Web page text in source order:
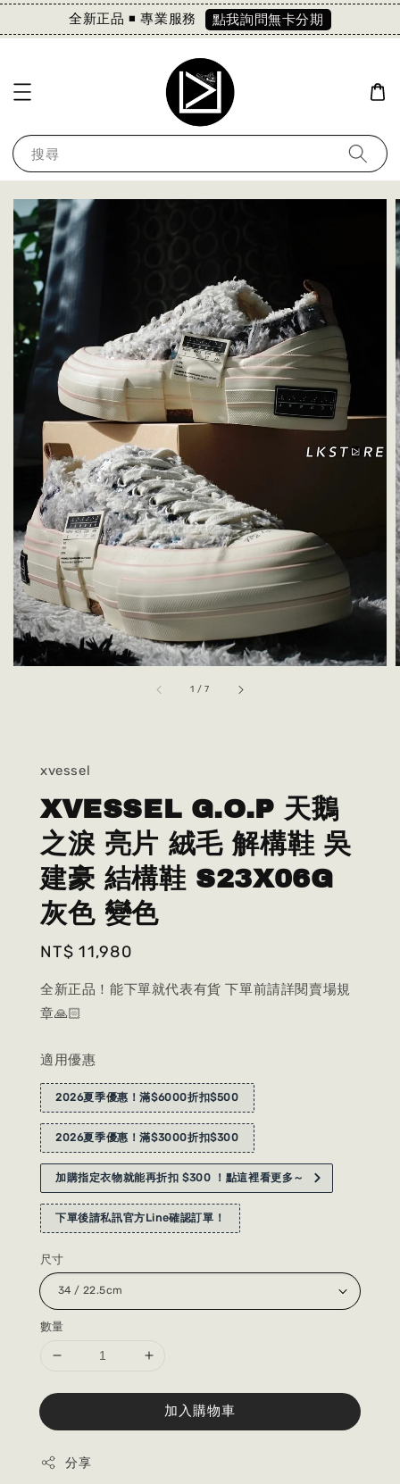
全新正品 ◾️ 專業服務 點我詢問無卡分期
搜尋
1 /7
xvessel
XVESSEL G.O.P 天鵝
之淚 亮片 絨毛 解構鞋 吳
建豪 結構鞋 S23X06G
灰色 變色
Regular
NT$ 11,980
全新正品！能下單就代表有貨 下單前請詳閱賣場規
章🙏🏻
適用優惠
2026夏季優惠！滿$6000折扣$500
2026夏季優惠！滿$3000折扣$300
加購指定衣物就能再折扣 $300 ！點這裡看更多～
下單後請私訊官方Line確認訂單！
尺寸
數量
加入購物車
分享